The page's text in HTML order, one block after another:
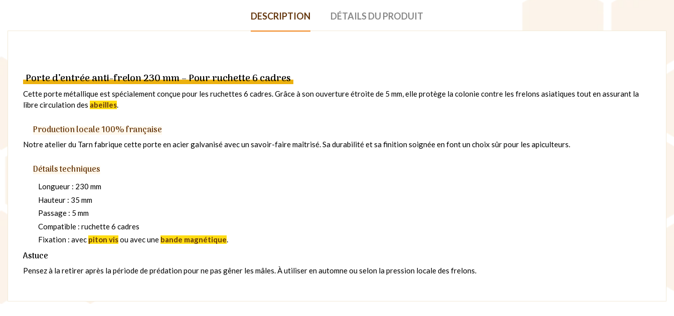
DESCRIPTION DÉTAILS DU PRODUIT
Porte d’entrée anti-frelon 230 mm – Pour ruchette 6 cadres
Cette porte métallique est spécialement conçue pour les ruchettes 6 cadres. Grâce à son ouverture étroite de 5 mm, elle protège la colonie contre les frelons asiatiques tout en assurant la
libre circulation des abeilles.
Production locale 100% française
Notre atelier du Tarn fabrique cette porte en acier galvanisé avec un savoir-faire maîtrisé. Sa durabilité et sa finition soignée en font un choix sûr pour les apiculteurs.
Détails techniques
Longueur : 230 mm
Hauteur : 35 mm
Passage : 5 mm
Compatible : ruchette 6 cadres
Fixation : avec piton visou avec une bande magnétique.
Astuce
Pensez à la retirer après la période de prédation pour ne pas gêner les mâles. À utiliser en automne ou selon la pression locale des frelons.